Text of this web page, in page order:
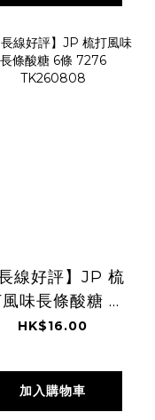
長線好評】JP 梳
味長條酸糖 6
條 7276
HK$16.00
加入購物車